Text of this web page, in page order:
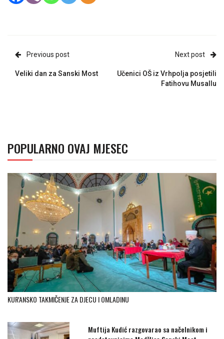
Previous post
Veliki dan za Sanski Most
Next post
Učenici OŠ iz Vrhpolja posjetili
Fatihovu Musallu
POPULARNO OVAJ MJESEC
KUR'ANSKO TAKMIČENJE ZA DJECU I OMLADINU
Muftija Kudić razgovarao sa načelnikom i